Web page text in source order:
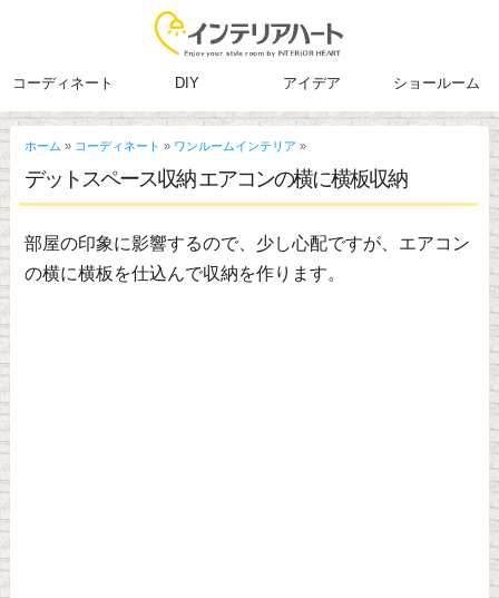
コーディネート DIY アイデア ショールーム
ホーム » コーディネート » ワンルームインテリア »
デットスペース収納 エアコンの横に横板収納
部屋の印象に影響するので、少し心配ですが、エアコン
の横に横板を仕込んで収納を作ります。